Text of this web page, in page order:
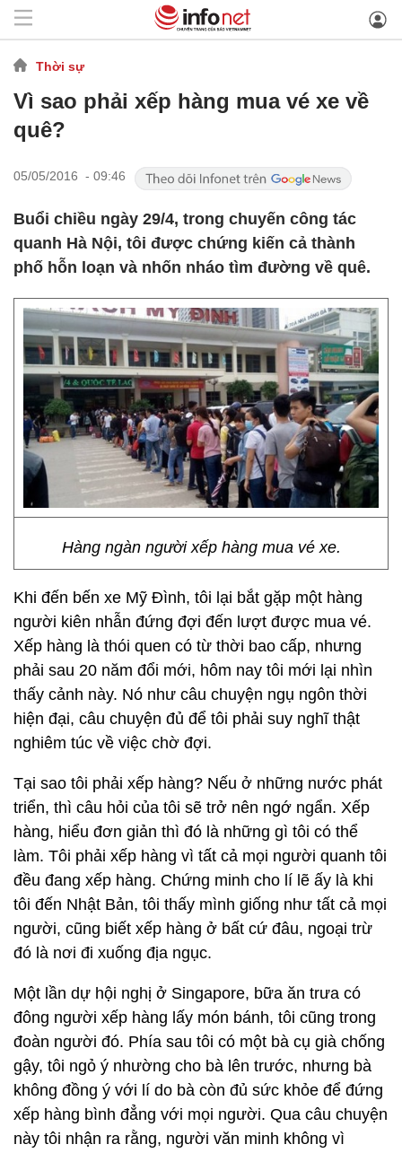
Thời sự
Vì sao phải xếp hàng mua vé xe về
quê?
05/05/2016 - 09:46
Buổi chiều ngày 29/4, trong chuyến công tác
quanh Hà Nội, tôi được chứng kiến cả thành
phố hỗn loạn và nhốn nháo tìm đường về quê.
Hàng ngàn người xếp hàng mua vé xe.
Khi đến bến xe Mỹ Đình, tôi lại bắt gặp một hàng
người kiên nhẫn đứng đợi đến lượt được mua vé.
Xếp hàng là thói quen có từ thời bao cấp, nhưng
phải sau 20 năm đổi mới, hôm nay tôi mới lại nhìn
thấy cảnh này. Nó như câu chuyện ngụ ngôn thời
hiện đại, câu chuyện đủ để tôi phải suy nghĩ thật
nghiêm túc về việc chờ đợi.
Tại sao tôi phải xếp hàng? Nếu ở những nước phát
triển, thì câu hỏi của tôi sẽ trở nên ngớ ngẩn. Xếp
hàng, hiểu đơn giản thì đó là những gì tôi có thể
làm. Tôi phải xếp hàng vì tất cả mọi người quanh tôi
đều đang xếp hàng. Chứng minh cho lí lẽ ấy là khi
tôi đến Nhật Bản, tôi thấy mình giống như tất cả mọi
người, cũng biết xếp hàng ở bất cứ đâu, ngoại trừ
đó là nơi đi xuống địa ngục.
Một lần dự hội nghị ở Singapore, bữa ăn trưa có
đông người xếp hàng lấy món bánh, tôi cũng trong
đoàn người đó. Phía sau tôi có một bà cụ già chống
gậy, tôi ngỏ ý nhường cho bà lên trước, nhưng bà
không đồng ý với lí do bà còn đủ sức khỏe để đứng
xếp hàng bình đẳng với mọi người. Qua câu chuyện
này tôi nhận ra rằng, người văn minh không vì